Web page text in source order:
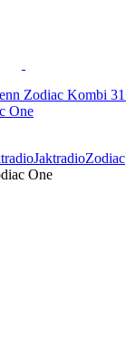
JaktradioZodiac
One